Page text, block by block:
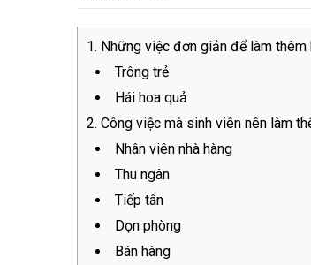
Những việc đơn giản để làm thêm
Trông trẻ
Hái hoa quả
Công việc mà sinh viên nên làm
Nhân viên nhà hàng
Thu ngân
Tiếp tân
Dọn phòng
Bán hàng